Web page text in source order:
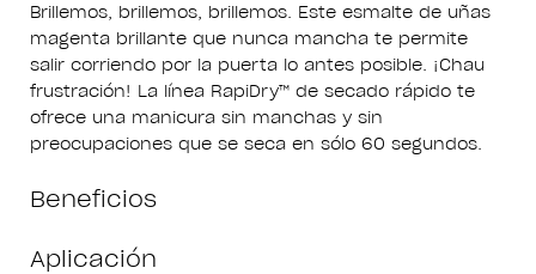
Brillemos, brillemos, brillemos. Este esmalte de uñas
magenta brillante que nunca mancha te permite
salir corriendo por la puerta lo antes posible. ¡Chau
frustración! La línea RapiDry™ de secado rápido te
ofrece una manicura sin manchas y sin
preocupaciones que se seca en sólo 60 segundos.
Beneficios
Aplicación